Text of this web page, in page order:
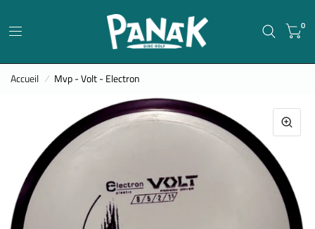
0
Accueil / Mvp - Volt - Electron